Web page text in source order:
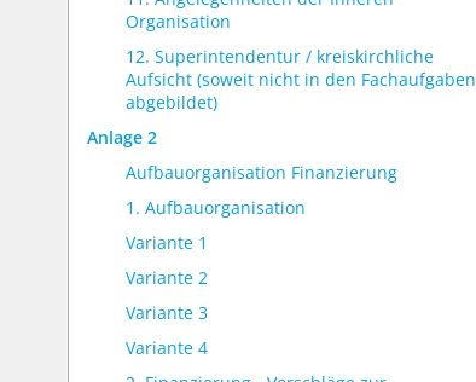
Organisation
12. Superintendentur / kreiskirchliche
Aufsicht (soweit nicht in den Fachaufgaben
abgebildet)
Anlage 2
Aufbauorganisation Finanzierung
1. Aufbauorganisation
Variante 1
Variante 2
Variante 3
Variante 4